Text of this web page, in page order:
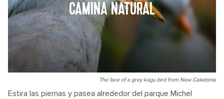
CAMINA NATURAL
The face of a grey kagu bird from New Caledonia
Estira las piernas y pasea alrededor del parque Michel